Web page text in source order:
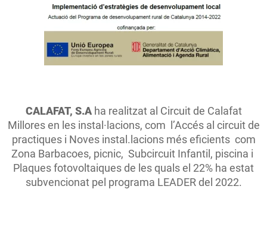
CALAFAT, S.Aha realitzat al Circuit de Calafat
Millores en les instal·lacions, com l’Accés al circuit de
practiques i Noves instal.lacions més eficients com
Zona Barbacoes, picnic, Subcircuit Infantil, piscina i
Plaques fotovoltaiques de les quals el 22% ha estat
subvencionat pel programa LEADER del 2022.